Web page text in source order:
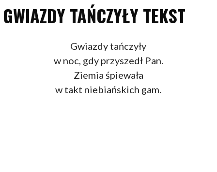
GWIAZDY TAŃCZYŁY TEKST
Gwiazdy tańczyły
w noc, gdy przyszedł Pan.
Ziemia śpiewała
w takt niebiańskich gam.